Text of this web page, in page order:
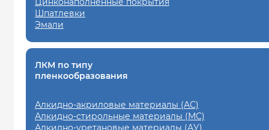
Шпатлевки
Эмали
ЛКМ по типу
пленкообразования
Алкидно-акриловые материалы (АС)
Алкидно-стирольные материалы (МС)
Алкидно-уретановые материалы (АУ)